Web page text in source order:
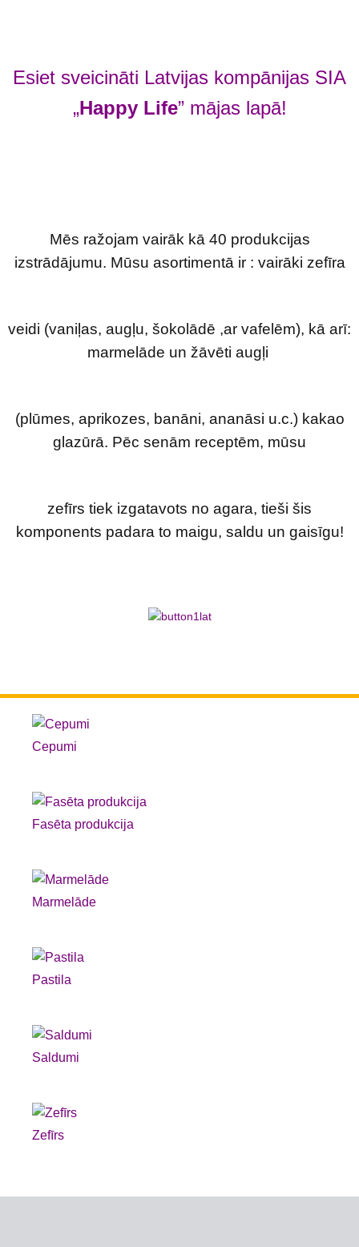
Esiet sveicināti Latvijas kompānijas SIA
„Happy Life” mājas lapā!
Mēs ražojam vairāk kā 40 produkcijas
izstrādājumu. Mūsu asortimentā ir : vairāki zefīra
veidi (vaniļas, augļu, šokolādē ,ar vafelēm), kā arī:
marmelāde un žāvēti augļi
(plūmes, aprikozes, banāni, ananāsi u.c.) kakao
glazūrā. Pēc senām receptēm, mūsu
zefīrs tiek izgatavots no agara, tieši šis
komponents padara to maigu, saldu un gaisīgu!
Cepumi
Fasēta produkcija
Marmelāde
Pastila
Saldumi
Zefīrs